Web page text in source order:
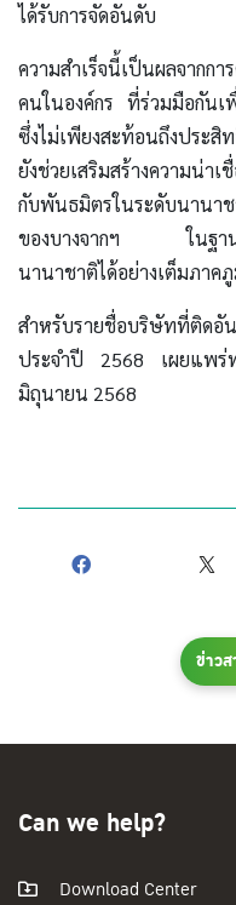
ได้รับการจัดอันดับ
ความสำเร็จนี้เป็นผลจากก
คนในองค์กร ที่ร่วมมือกันเ
ซึ่งไม่เพียงสะท้อนถึงประ
ยังช่วยเสริมสร้างความน่าเ
กับพันธมิตรในระดับนานา
ของบางจากฯ ในฐานะ
นานาชาติได้อย่างเต็มภาค
สำหรับรายชื่อบริษัทที่ติดอั
ประจำปี 2568 เผยแพร่
มิถุนายน 2568
ข่าว
Can we help?
Download Center